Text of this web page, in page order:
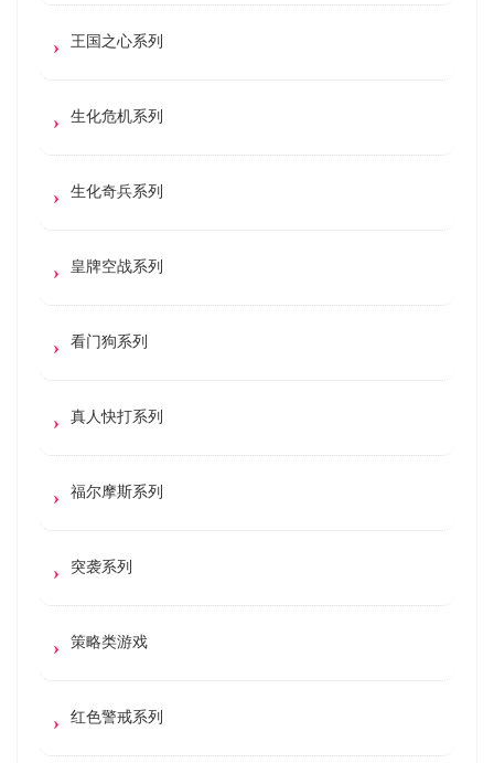
王国之心系列
生化危机系列
生化奇兵系列
皇牌空战系列
看门狗系列
真人快打系列
福尔摩斯系列
突袭系列
策略类游戏
红色警戒系列